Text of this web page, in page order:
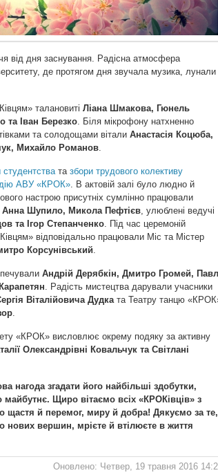
від дня заснування. Радісна атмосфера
де протягом дня звучала музика, лунали
талановиті Ліана Шмакова, Гюнель
та Іван Березко. Біля мікрофону натхненно
та солодощами вітали Анастасія Коцюба,
Михайло Романов.
студентствата збори трудового колективу
АВУ «КРОК». В актовій залі було людно й
настрою присутніх сумлінно працювали
Анна Шупило, Микола Пефтієв, улюблені ведучі
та Ігор Степанченко. Під час церемоній
відповідально працювали Міс та Містер
Корсунівський.
Андрій Дерябкін, Дмитро Громей,
. Радість мистецтва дарували учасники
Віталійовича Дудката Театру танцю
.
«КРОК» висловлює окрему подяку за активну
Олександрівні Ковальчук та Світлані
нагода згадати його найбільші здобутки,
Щиро вітаємо всіх «КРОКівців» з
й перемог, миру й добра! Дякуємо за те,
вершин, мрієте й втілюєте в життя
Оновлено: Четвер, 19 травня 2016